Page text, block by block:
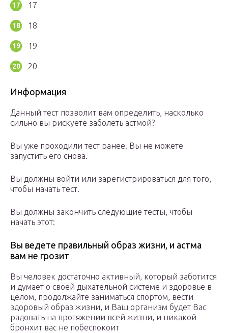
17
18
19
20
Информация
Данный тест позволит вам определить, насколько
сильно вы рискуете заболеть астмой?
Вы уже проходили тест ранее. Вы не можете
запустить его снова.
Вы должны войти или зарегистрироваться для того,
чтобы начать тест.
Вы должны закончить следующие тесты, чтобы
начать этот:
Вы ведете правильный образ жизни, и астма
вам не грозит
Вы человек достаточно активный, который заботится
и думает о своей дыхательной системе и здоровье в
целом, продолжайте заниматься спортом, вести
здоровый образ жизни, и Ваш организм будет Вас
радовать на протяжении всей жизни, и никакой
бронхит вас не побеспокоит